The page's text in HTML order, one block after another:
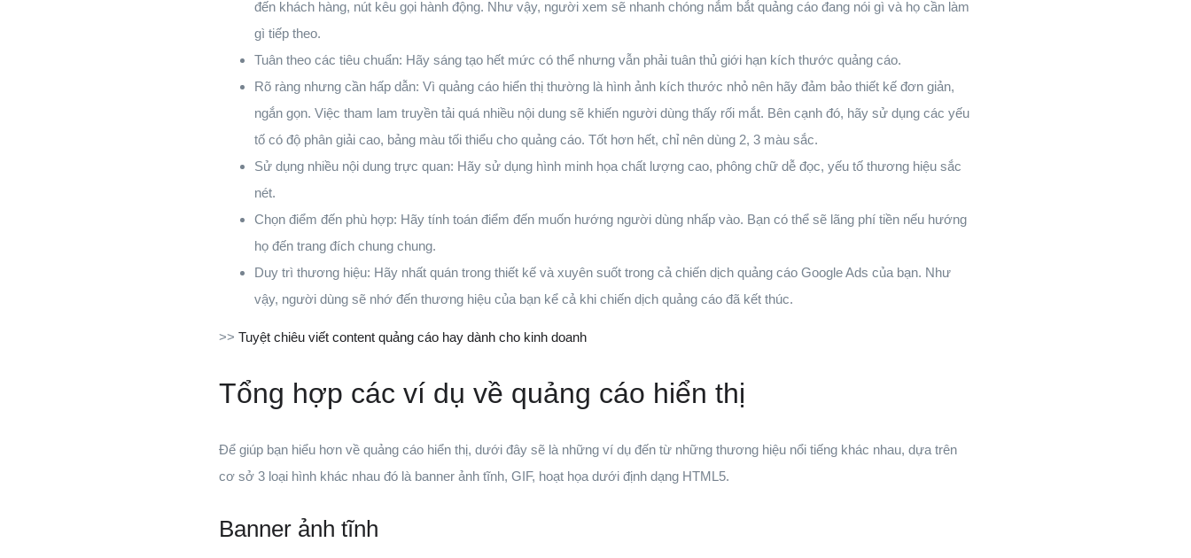
đến khách hàng, nút kêu gọi hành động. Như vậy, người xem sẽ nhanh chóng nắm bắt quảng cáo đang nói gì và họ cần làm
gì tiếp theo.
Tuân theo các tiêu chuẩn: Hãy sáng tạo hết mức có thể nhưng vẫn phải tuân thủ giới hạn kích thước quảng cáo.
Rõ ràng nhưng cần hấp dẫn: Vì quảng cáo hiển thị thường là hình ảnh kích thước nhỏ nên hãy đảm bảo thiết kế đơn giản,
ngắn gọn. Việc tham lam truyền tải quá nhiều nội dung sẽ khiến người dùng thấy rối mắt. Bên cạnh đó, hãy sử dụng các yếu
tố có độ phân giải cao, bảng màu tối thiểu cho quảng cáo. Tốt hơn hết, chỉ nên dùng 2, 3 màu sắc.
Sử dụng nhiều nội dung trực quan: Hãy sử dụng hình minh họa chất lượng cao, phông chữ dễ đọc, yếu tố thương hiệu sắc
nét.
Chọn điểm đến phù hợp: Hãy tính toán điểm đến muốn hướng người dùng nhấp vào. Bạn có thể sẽ lãng phí tiền nếu hướng
họ đến trang đích chung chung.
Duy trì thương hiệu: Hãy nhất quán trong thiết kế và xuyên suốt trong cả chiến dịch quảng cáo Google Ads của bạn. Như
vậy, người dùng sẽ nhớ đến thương hiệu của bạn kể cả khi chiến dịch quảng cáo đã kết thúc.
>> Tuyệt chiêu viết content quảng cáo hay dành cho kinh doanh
Tổng hợp các ví dụ về quảng cáo hiển thị
Để giúp bạn hiểu hơn về quảng cáo hiển thị, dưới đây sẽ là những ví dụ đến từ những thương hiệu nổi tiếng khác nhau, dựa trên
cơ sở 3 loại hình khác nhau đó là banner ảnh tĩnh, GIF, hoạt họa dưới định dạng HTML5.
Banner ảnh tĩnh